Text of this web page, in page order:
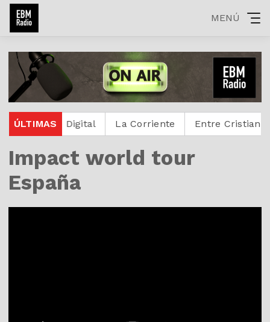
MENÚ
ÚLTIMASDigital La Corriente Entre Cristianos
Impact world tour
España